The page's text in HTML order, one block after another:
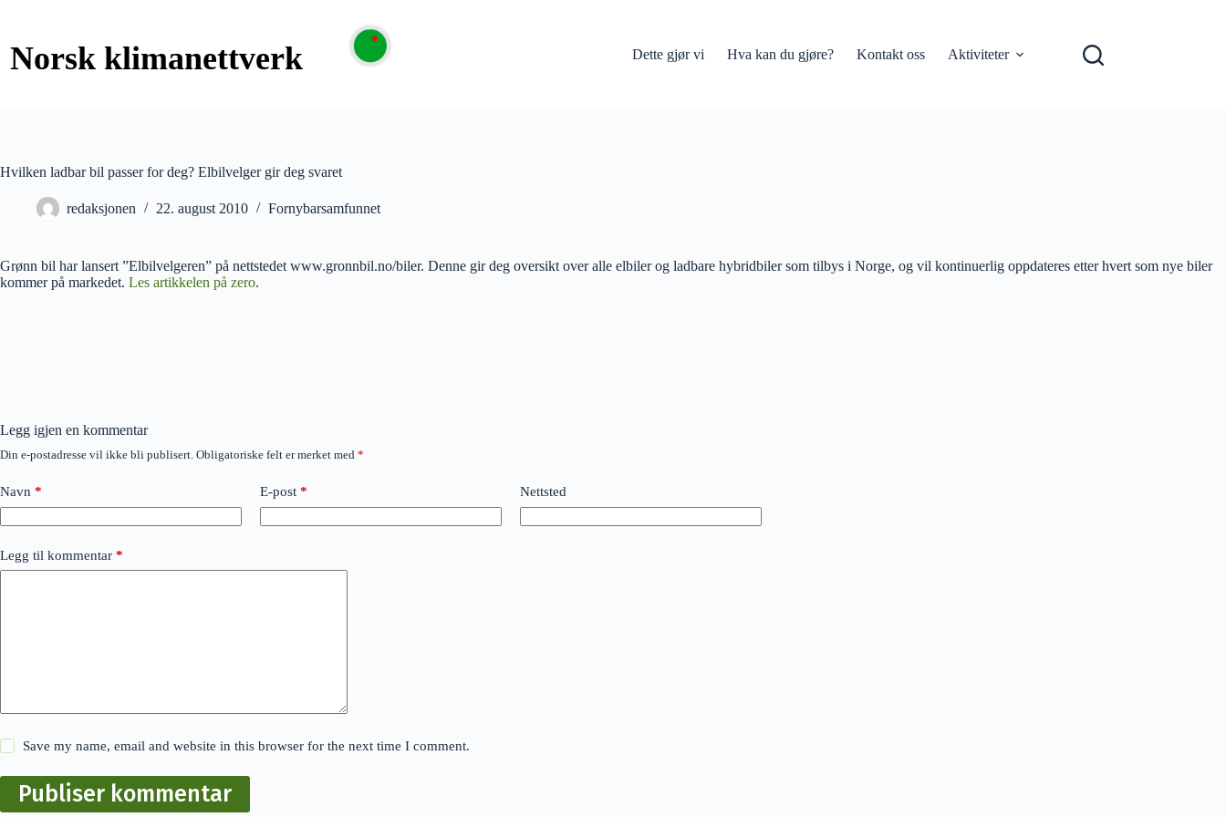
Dette gjør vi Hva kan du gjøre? Kontakt oss Aktiviteter
Hvilken ladbar bil passer for deg? Elbilvelger gir deg svaret
redaksjonen 22. august 2010 Fornybarsamfunnet
Grønn bil har lansert ”Elbilvelgeren” på nettstedet www.gronnbil.no/biler. Denne gir deg oversikt over alle elbiler og ladbare hybridbiler som tilbys i Norge, og vil kontinuerlig oppdateres etter hvert som nye biler
kommer på markedet. Les artikkelen på zero.
Legg igjen en kommentar
Din e-postadresse vil ikke bli publisert. Obligatoriske felt er merket med *
Navn * E-post * Nettsted
Legg til kommentar *
Save my name, email and website in this browser for the next time I comment.
Publiser kommentar